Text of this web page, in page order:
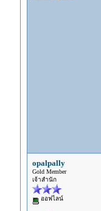
opalpally
Gold Member
เจ้าสำนัก
ออฟไลน์